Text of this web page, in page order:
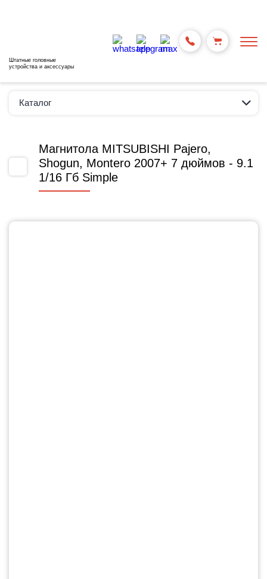
Штатные головные
устройства и аксессуары
Каталог
Магнитола MITSUBISHI Pajero,
Shogun, Montero 2007+ 7 дюймов - 9.1
1/16 Гб Simple